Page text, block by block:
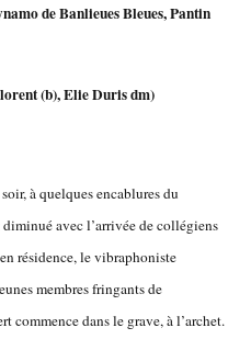
de Banlieues Bleues, Pantin
(b), Elie Duris dm)
à quelques encablures du
avec l’arrivée de collégiens
résidence, le vibraphoniste
membres fringants de
dans le grave, à l’archet.